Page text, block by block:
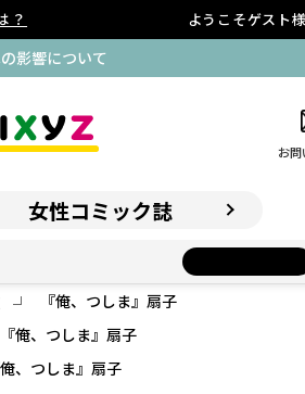
？ ようこそゲスト様
影響について
お問
女性コミック誌
『俺、つしま』扇子
『俺、つしま』扇子
俺、つしま』扇子